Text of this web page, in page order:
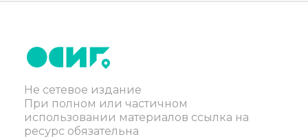
Не сетевое издание
При полном или частичном
использовании материалов ссылка на
ресурс обязательна